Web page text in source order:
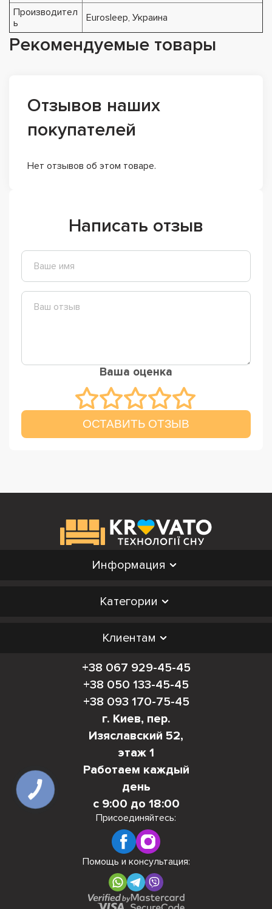
Производител
ь
Eurosleep, Украина
Рекомендуемые товары
Отзывов наших
покупателей
Нет отзывов об этом товаре.
Написать отзыв
Ваша оценка
ОСТАВИТЬ ОТЗЫВ
Информация
Категории
Клиентам
+38 067 929-45-45
+38 050 133-45-45
+38 093 170-75-45
г. Киев, пер.
Изяславский 52,
этаж 1
Работаем каждый
день
с 9:00 до 18:00
Присоединяйтесь:
Помощь и консультация:
КНОПКА
СВЯЗИ